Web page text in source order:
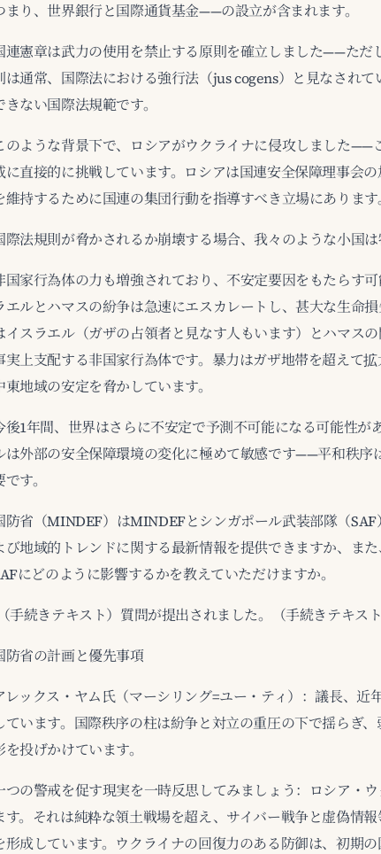
まり、世界銀行と国際通貨基金——の設立が含まれます。
連憲章は武力の使用を禁止する原則を確立しました——ただ
は通常、国際法における強行法（jus cogens）と見なされ
きない国際法規範です。
のような背景下で、ロシアがウクライナに侵攻しました
に直接的に挑戦しています。ロシアは国連安全保障理事会
維持するために国連の集団行動を指導すべき立場にあります。
際法規則が脅かされるか崩壊する場合、我々のような小国は
国家行為体の力も増強されており、不安定要因をもたらす
エルとハマスの紛争は急速にエスカレートし、甚大な生命
イスラエル（ガザの占領者と見なす人もいます）とハマス
実上支配する非国家行為体です。暴力はガザ地帯を超えて拡
東地域の安定を脅かしています。
後1年間、世界はさらに不安定で予測不可能になる可能性が
は外部の安全保障環境の変化に極めて敏感です——平和秩序
です。
防省（MINDEF）はMINDEFとシンガポール武装部隊（
び地域的トレンドに関する最新情報を提供できますか、ま
にどのように影響するかを教えていただけますか。
手続きテキスト）質問が提出されました。（手続きテキス
防省の計画と優先事項
レックス・ヤム氏（マーシリング=ユー・ティ）：議長、近
ています。国際秩序の柱は紛争と対立の重圧の下で揺らぎ
を投げかけています。
つの警戒を促す現実を一時反思してみましょう：ロシア・
す。それは純粋な領土戦場を超え、サイバー戦争と虚偽情
形成しています。ウクライナの回復力のある防御は、初期